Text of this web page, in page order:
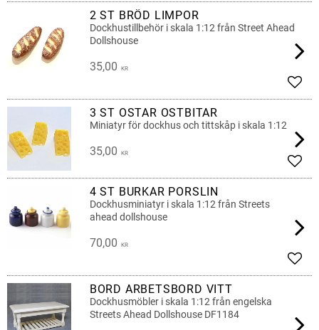
2 ST BRÖD LIMPOR
Dockhustillbehör i skala 1:12 från Street Ahead
Dollshouse
35,00 KR
3 ST OSTAR OSTBITAR
Miniatyr för dockhus och tittskåp i skala 1:12
35,00 KR
4 ST BURKAR PORSLIN
Dockhusminiatyr i skala 1:12 från Streets
ahead dollshouse
70,00 KR
BORD ARBETSBORD VITT
Dockhusmöbler i skala 1:12 från engelska
Streets Ahead Dollshouse DF1184